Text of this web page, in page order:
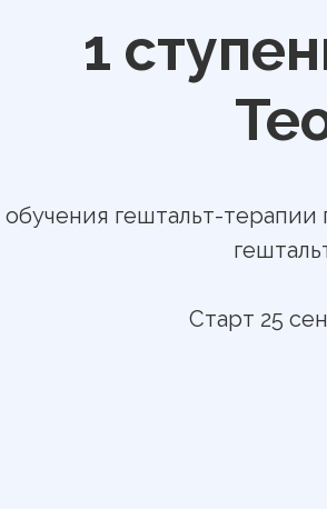
1
гештальт-терапии
Старт 25